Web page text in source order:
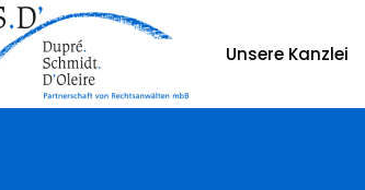
Unsere Kanzlei